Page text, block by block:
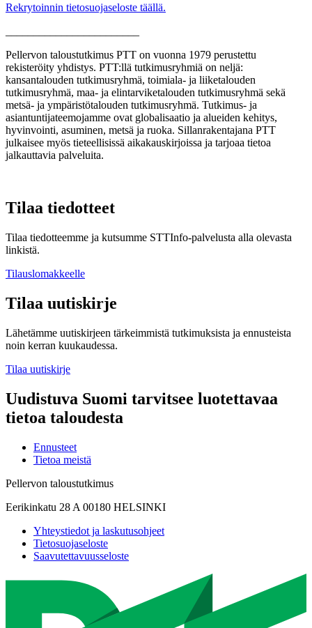
Rekrytoinnin tietosuojaseloste täällä.
Pellervon taloustutkimus PTT on vuonna 1979 perustettu
rekisteröity yhdistys. PTT:llä tutkimusryhmiä on neljä:
kansantalouden tutkimusryhmä, toimiala- ja liiketalouden
tutkimusryhmä, maa- ja elintarviketalouden tutkimusryhmä sekä
metsä- ja ympäristötalouden tutkimusryhmä. Tutkimus- ja
asiantuntijateemojamme ovat globalisaatio ja alueiden kehitys,
hyvinvointi, asuminen, metsä ja ruoka. Sillanrakentajana PTT
julkaisee myös tieteellisissä aikakauskirjoissa ja tarjoaa tietoa
jalkauttavia palveluita.
Tilaa tiedotteet
Tilaa tiedotteemme ja kutsumme STTInfo-palvelusta alla olevasta
linkistä.
Tilauslomakkeelle
Tilaa uutiskirje
Lähetämme uutiskirjeen tärkeimmistä tutkimuksista ja ennusteista
noin kerran kuukaudessa.
Tilaa uutiskirje
Uudistuva Suomi tarvitsee luotettavaa
tietoa taloudesta
Ennusteet
Tietoa meistä
Pellervon taloustutkimus
Eerikinkatu 28 A 00180 HELSINKI
Yhteystiedot ja laskutusohjeet
Tietosuojaseloste
Saavutettavuusseloste